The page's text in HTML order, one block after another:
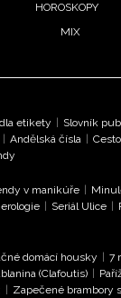
HOROSKOPY
MIX
etikety Slovník
Andělská čísla
v manikúře
Seriál Ulice
domácí housky 7
(Clafoutis)
Zapečené brambory